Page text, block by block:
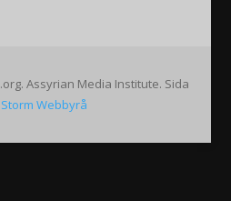
Assyrian Media Institute. Sida
Storm Webbyrå